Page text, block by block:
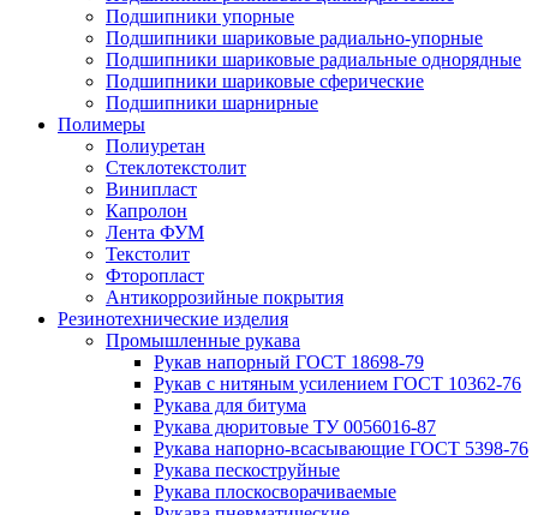
Подшипники упорные
Подшипники шариковые радиально-упорные
Подшипники шариковые радиальные однорядные
Подшипники шариковые сферические
Подшипники шарнирные
Полимеры
Полиуретан
Стеклотекстолит
Винипласт
Капролон
Лента ФУМ
Текстолит
Фторопласт
Антикоррозийные покрытия
Резинотехнические изделия
Промышленные рукава
Рукав напорный ГОСТ 18698-79
Рукав с нитяным усилением ГОСТ 10362-76
Рукава для битума
Рукава дюритовые ТУ 0056016-87
Рукава напорно-всасывающие ГОСТ 5398-76
Рукава пескоструйные
Рукава плоскосворачиваемые